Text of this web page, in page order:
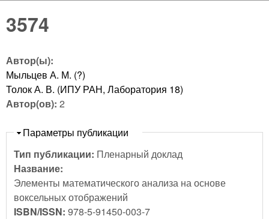
3574
Автор(ы):
Мыльцев А. М. (?)
Толок А. В. (ИПУ РАН, Лаборатория 18)
Автор(ов): 2
Скрыть
Параметры публикации
Тип публикации: Пленарный доклад
Название:
Элементы математического анализа на основе
воксельных отображений
ISBN/ISSN: 978-5-91450-003-7